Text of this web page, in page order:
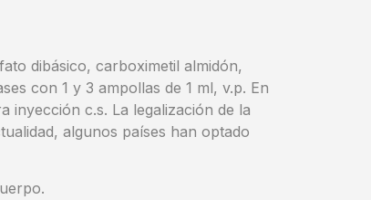
dibásico, carboximetil almidón,
con 1 y 3 ampollas de 1 ml, v.p. En
inyección c.s. La legalización de la
algunos países han optado